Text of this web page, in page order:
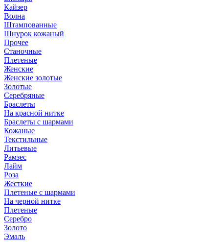
Кайзер
Волна
Штампованные
Шнурок кожаный
Прочее
Станочные
Плетеные
Женские
Женские золотые
Золотые
Серебряные
Браслеты
На красной нитке
Браслеты с шармами
Кожаные
Текстильные
Литьевые
Рамзес
Лайм
Роза
Жесткие
Плетеные с шармами
На черной нитке
Плетеные
Серебро
Золото
Эмаль